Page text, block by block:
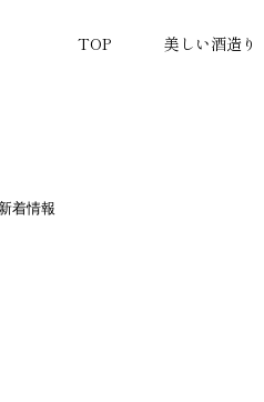
TOP 美しい酒造り
新着情報